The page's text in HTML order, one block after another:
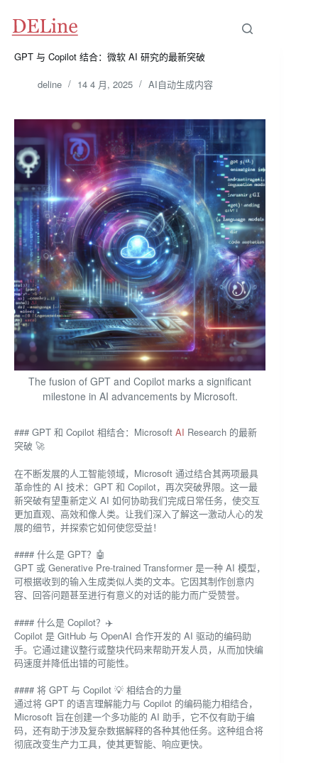
GPT 与 Copilot 结合：微软 AI 研究的最新突破
deline 14 4 月, 2025 AI自动生成内容
The fusion of GPT and Copilot marks a significant
milestone in AI advancements by Microsoft.
### GPT 和 Copilot 相结合：Microsoft AI Research 的最新
突破 🚀
在不断发展的人工智能领域，Microsoft 通过结合其两项最具
革命性的 AI 技术：GPT 和 Copilot，再次突破界限。这一最
新突破有望重新定义 AI 如何协助我们完成日常任务，使交互
更加直观、高效和像人类。让我们深入了解这一激动人心的发
展的细节，并探索它如何使您受益！
#### 什么是 GPT？🤖
GPT 或 Generative Pre-trained Transformer 是一种 AI 模型，
可根据收到的输入生成类似人类的文本。它因其制作创意内
容、回答问题甚至进行有意义的对话的能力而广受赞誉。
#### 什么是 Copilot？✈️
Copilot 是 GitHub 与 OpenAI 合作开发的 AI 驱动的编码助
手。它通过建议整行或整块代码来帮助开发人员，从而加快编
码速度并降低出错的可能性。
#### 将 GPT 与 Copilot 💡 相结合的力量
通过将 GPT 的语言理解能力与 Copilot 的编码能力相结合，
Microsoft 旨在创建一个多功能的 AI 助手，它不仅有助于编
码，还有助于涉及复杂数据解释的各种其他任务。这种组合将
彻底改变生产力工具，使其更智能、响应更快。